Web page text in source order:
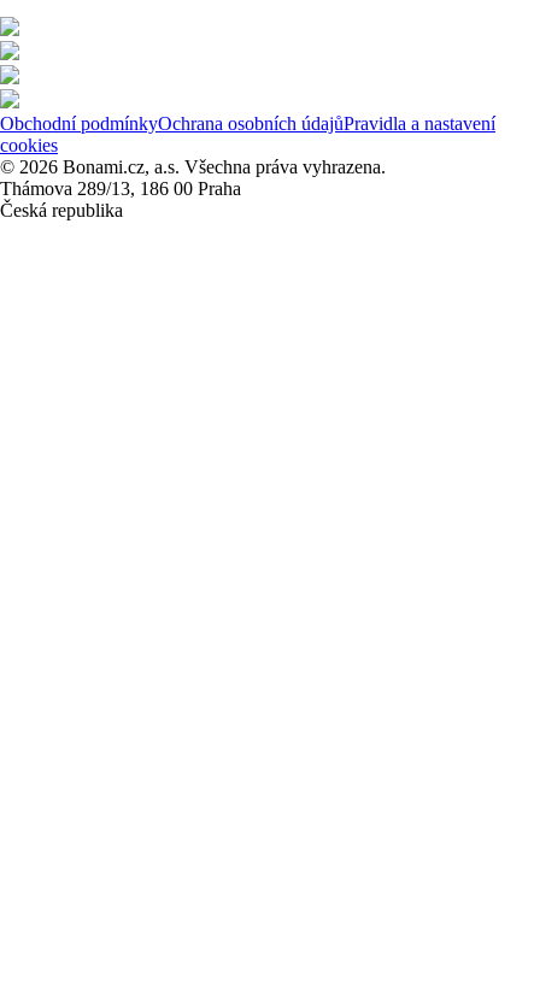
Obchodní podmínkyOchrana osobních údajůPravidla a nastavení
cookies
© 2026 Bonami.cz, a.s. Všechna práva vyhrazena.
Thámova 289/13, 186 00 Praha
Česká republika